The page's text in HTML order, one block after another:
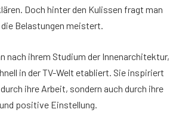
Doch hinter den Kulissen fragt man
Belastungen meistert.
nach ihrem Studium der Innenarchitektur,
in der TV-Welt etabliert. Sie inspiriert
ihre Arbeit, sondern auch durch ihre
positive Einstellung.